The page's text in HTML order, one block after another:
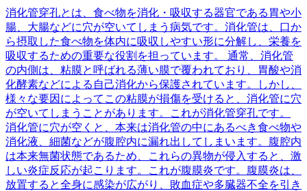
消化管穿孔とは、食べ物を消化・吸収する器官である胃や小
腸、大腸などに穴が空いてしまう病気です。消化管は、口か
ら摂取した食べ物を体内に吸収しやすい形に分解し、栄養を
吸収するための重要な役割を担っています。 通常、消化管
の内側は、粘膜と呼ばれる薄い膜で覆われており、胃酸や消
化酵素などによる自己消化から保護されています。しかし、
様々な要因によってこの粘膜が損傷を受けると、消化管に穴
が空いてしまうことがあります。これが消化管穿孔です。
消化管に穴が空くと、本来は消化管の中にあるべき食べ物や
消化液、細菌などが腹腔内に漏れ出してしまいます。腹腔内
は本来無菌状態であるため、これらの異物が侵入すると、激
しい炎症反応が起こります。これが腹膜炎です。腹膜炎は、
放置すると全身に感染が広がり、敗血症や多臓器不全を引き